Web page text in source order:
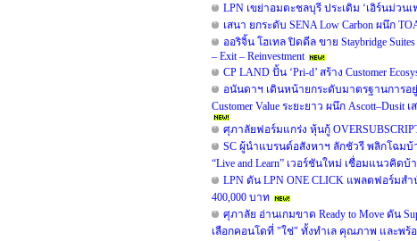
LPN เขย่าอมตะชลบุรี ประเดิม ‘เอิร์นม่วน
เสนา ยกระดับ SENA Low Carbon ผนึก
ออริจิ้น โฮเทล ปิดดีล ขาย Staybridge
– Exit – Reinvestment
CP LAND ปั้น ‘Pri-d’ สร้าง Customer
อนันดาฯ เดินหน้ายกระดับมาตรฐานการอ
Customer Value ระยะยาว ผนึก
ศุภาลัยฟอร์มแกร่ง หุ้นกู้
SC ผู้นำแบรนด์อสังหาฯ ลักชัวรี พลิกโฉมบ้
“Live and Learn” เวอร์ชันใหม่ เชื่อมแนวคิด
LPN ดัน LPN ONE CLICK แพลตฟอร์มส
400,000 บาท
ศุภาลัย อ่านเกมขาด Ready to Move ดัน
เลือกคอนโดที่ "ใช่" ทั้งทำเล คุณภาพ และพร้